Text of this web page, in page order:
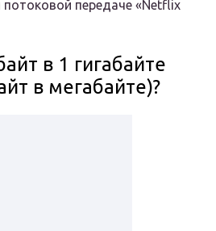
потоковой передаче «Netflix
в 1 гигабайте
в мегабайте)?